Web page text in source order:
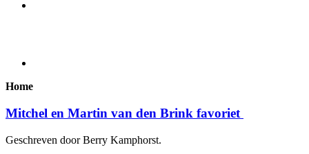
Home
Mitchel en Martin van den Brink favoriet
Geschreven door Berry Kamphorst.